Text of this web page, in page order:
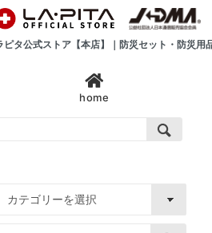
ピタ公式ストア【本店】｜防災セット・防災用
home